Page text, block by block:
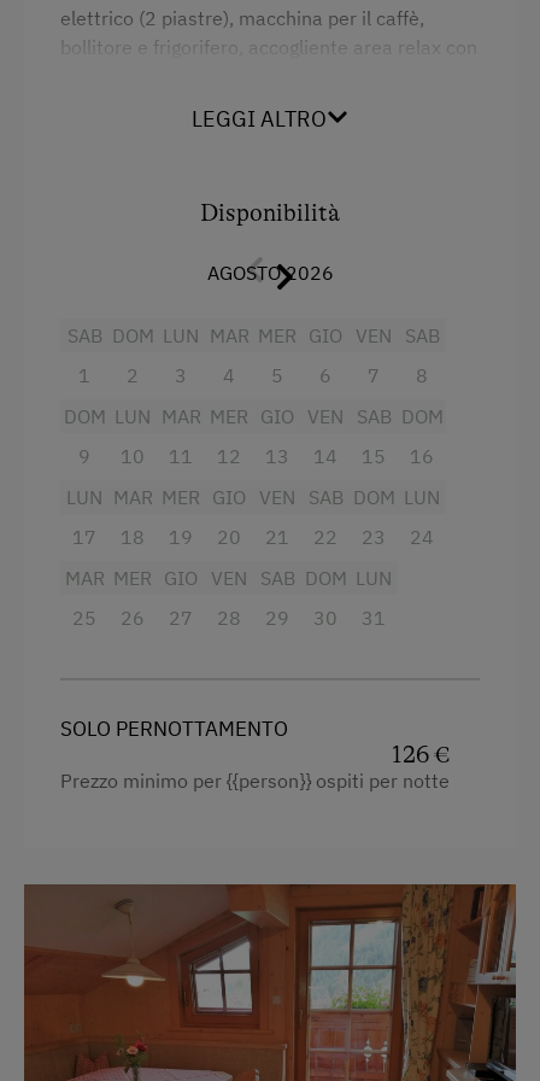
Servizio navetta per i campi da sci in prossimità
Tennis da tavolo
Escursione
Escursione a cavallo
Equitazione invernale
Sport invernali
Servizi business
Fax
Fotocopiatrice
Vacanza Attiva
Aiuto nella fattoria
Vacanza Per Famiglia
elettrico (2 piastre), macchina per il caffè,
bollitore e frigorifero, accogliente area relax con
neonati. Doccia/WC con finestre. Balcone
EUR Inverno 65,00 EUR inclusa corrente e
Servizi
Radio
Vista sulla montagna
Balcone/terrazza
Doccia
Televisione
Angolo cottura
Frigorifero
Letto matrimoniale (kingsize)
LEGGI ALTRO
Disponibilità
AGOSTO 2026
SAB
1
DOM
2
LUN
3
MAR
4
MER
5
GIO
6
VEN
7
SAB
8
DOM
9
LUN
10
MAR
11
MER
12
GIO
13
VEN
14
SAB
15
DOM
16
LUN
17
MAR
18
MER
19
GIO
20
VEN
21
SAB
22
DOM
23
LUN
24
MAR
25
MER
26
GIO
27
VEN
28
SAB
29
DOM
30
LUN
31
SOLO PERNOTTAMENTO
126 €
Prezzo minimo per {{person}} ospiti per notte